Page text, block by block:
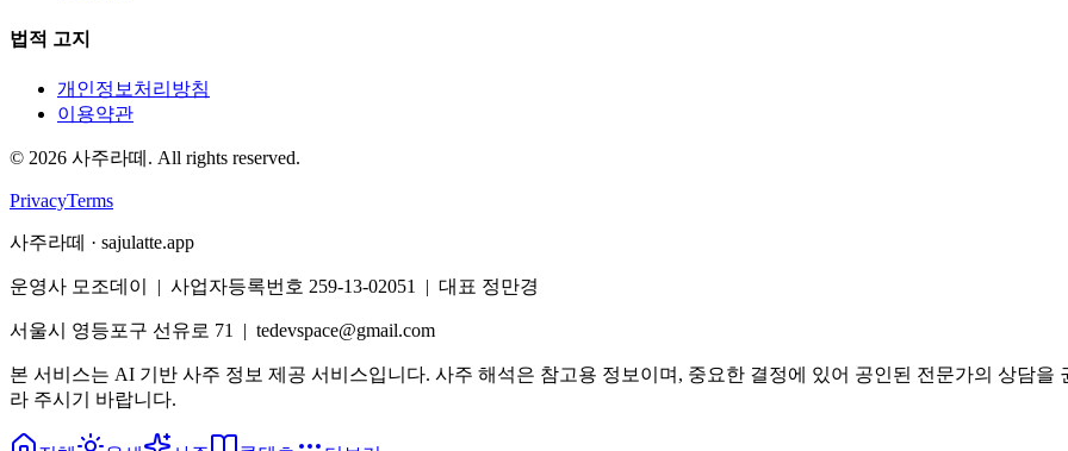
법적 고지
개인정보처리방침
이용약관
© 2026 사주라떼. All rights reserved.
PrivacyTerms
사주라떼 · sajulatte.app
운영사 모조데이 | 사업자등록번호 259-13-02051 | 대표 정만경
서울시 영등포구 선유로 71 | tedevspace@gmail.com
본 서비스는 AI 기반 사주 정보 제공 서비스입니다. 사주 해석은 참고용 정보이며, 중요한 결정에 있어 공인된 전문가의 상담
라 주시기 바랍니다.